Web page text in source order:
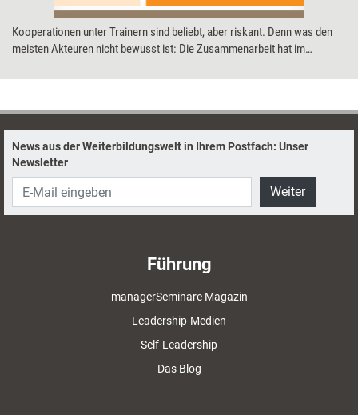
Kooperationen unter Trainern sind beliebt, aber riskant. Denn was den
meisten Akteuren nicht bewusst ist: Die Zusammenarbeit hat im
Spezifisches vereinbart wurde. Wer im Vorfeld die passende Rechtsform
News aus der Weiterbildungswelt in Ihrem Postfach: Unser
Newsletter
Weiter
Führung
managerSeminare Magazin
Leadership-Medien
Self-Leadership
Das Blog